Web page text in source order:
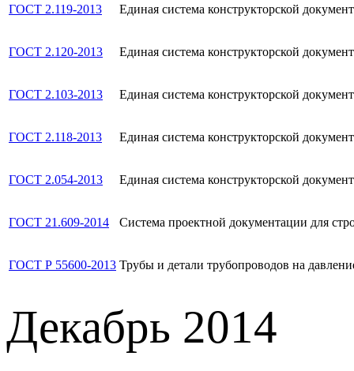
ГОСТ 2.119-2013 Единая система конструкторской
ГОСТ 2.120-2013 Единая система конструкторской
ГОСТ 2.103-2013 Единая система конструкторской
ГОСТ 2.118-2013 Единая система конструкторской
ГОСТ 2.054-2013 Единая система конструкторской
ГОСТ 21.609-2014 Система проектной документации для
ГОСТ Р 55600-2013 Трубы и детали трубопроводов на
Декабрь 2014